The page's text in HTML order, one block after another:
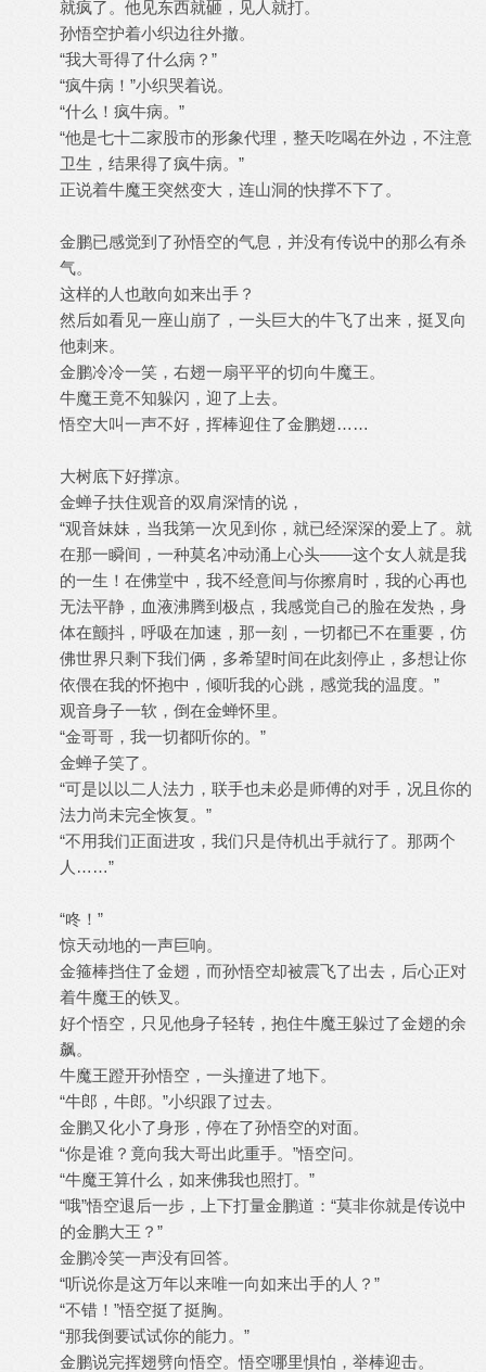
就疯了。他见东西就砸，见人就打。
孙悟空护着小织边往外撤。
“我大哥得了什么病？”
“疯牛病！”小织哭着说。
“什么！疯牛病。”
“他是七十二家股市的形象代理，整天吃喝在外边，不注意
卫生，结果得了疯牛病。”
正说着牛魔王突然变大，连山洞的快撑不下了。
金鹏已感觉到了孙悟空的气息，并没有传说中的那么有杀
气。
这样的人也敢向如来出手？
然后如看见一座山崩了，一头巨大的牛飞了出来，挺叉向
他刺来。
金鹏冷冷一笑，右翅一扇平平的切向牛魔王。
牛魔王竟不知躲闪，迎了上去。
悟空大叫一声不好，挥棒迎住了金鹏翅……
大树底下好撑凉。
金蝉子扶住观音的双肩深情的说，
“观音妹妹，当我第一次见到你，就已经深深的爱上了。就
在那一瞬间，一种莫名冲动涌上心头――这个女人就是我
的一生！在佛堂中，我不经意间与你擦肩时，我的心再也
无法平静，血液沸腾到极点，我感觉自己的脸在发热，身
体在颤抖，呼吸在加速，那一刻，一切都已不在重要，仿
佛世界只剩下我们俩，多希望时间在此刻停止，多想让你
依偎在我的怀抱中，倾听我的心跳，感觉我的温度。”
观音身子一软，倒在金蝉怀里。
“金哥哥，我一切都听你的。”
金蝉子笑了。
“可是以以二人法力，联手也未必是师傅的对手，况且你的
法力尚未完全恢复。”
“不用我们正面进攻，我们只是侍机出手就行了。那两个
人……”
“咚！”
惊天动地的一声巨响。
金箍棒挡住了金翅，而孙悟空却被震飞了出去，后心正对
着牛魔王的铁叉。
好个悟空，只见他身子轻转，抱住牛魔王躲过了金翅的余
飙。
牛魔王蹬开孙悟空，一头撞进了地下。
“牛郎，牛郎。”小织跟了过去。
金鹏又化小了身形，停在了孙悟空的对面。
“你是谁？竟向我大哥出此重手。”悟空问。
“牛魔王算什么，如来佛我也照打。”
“哦”悟空退后一步，上下打量金鹏道：“莫非你就是传说中
的金鹏大王？”
金鹏冷笑一声没有回答。
“听说你是这万年以来唯一向如来出手的人？”
“不错！”悟空挺了挺胸。
“那我倒要试试你的能力。”
金鹏说完挥翅劈向悟空。悟空哪里惧怕，举棒迎击。